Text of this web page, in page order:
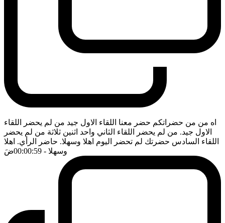
اه من من حضراتكم حضر معنا اللقاء الاول جيد من لم يحضر اللقاء
الاول جيد. من لم يحضر اللقاء الثاني واحد اثنين ثلاثة من لم يحضر
اللقاء السادس حضرتك لم تحضر اليوم اهلا وسهلا. حاضر الرأي. اهلا
وسهلا - 00:00:59 ضَ